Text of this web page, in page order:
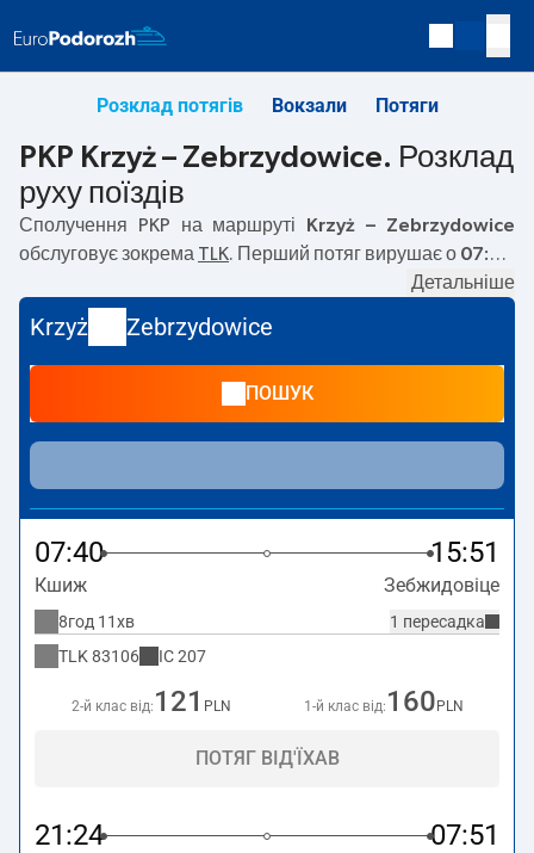
Розклад потягів Вокзали Потяги
PKP Krzyż – Zebrzydowice. Розклад
руху поїздів
Сполучення PKP на маршруті
Krzyż – Zebrzydowice
обслуговує зокрема TLK . Перший потяг вирушає о 07:40
курсують також інші потяги:
квитка і зазвичай довший час подорожі. Потяг завершує
маршрут на станції Zebrzydowice.
Детальніше
Krzyż Zebrzydowice
ПОШУК
07:40 15:51
Кшиж Зебжидовіце
1 пересадка
8год 11хв
TLK 83106 IC207
2-й клас від: 121 PLN 1-й клас від: 160 PLN
ПОТЯГ ВІД'ЇХАВ
21:24 07:51